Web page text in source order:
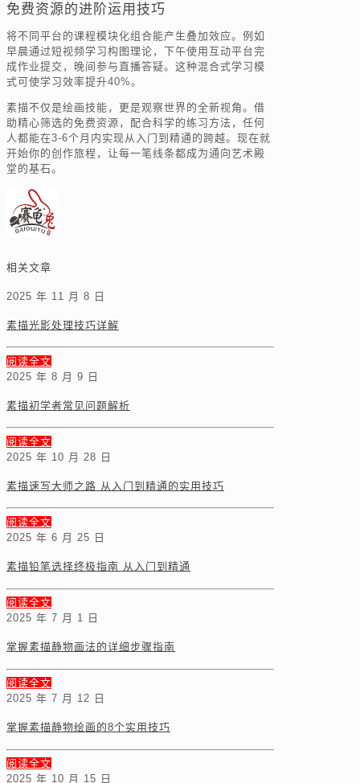
免费资源的进阶运用技巧
将不同平台的课程模块化组合能产生叠加效应。例如
早晨通过短视频学习构图理论，下午使用互动平台完
成作业提交，晚间参与直播答疑。这种混合式学习模
式可使学习效率提升40%。
素描不仅是绘画技能，更是观察世界的全新视角。借
助精心筛选的免费资源，配合科学的练习方法，任何
人都能在3-6个月内实现从入门到精通的跨越。现在就
开始你的创作旅程，让每一笔线条都成为通向艺术殿
堂的基石。
相关文章
2025 年 11 月 8 日
素描光影处理技巧详解
阅读全文
2025 年 8 月 9 日
素描初学者常见问题解析
阅读全文
2025 年 10 月 28 日
素描速写大师之路 从入门到精通的实用技巧
阅读全文
2025 年 6 月 25 日
素描铅笔选择终极指南 从入门到精通
阅读全文
2025 年 7 月 1 日
掌握素描静物画法的详细步骤指南
阅读全文
2025 年 7 月 12 日
掌握素描静物绘画的8个实用技巧
阅读全文
2025 年 10 月 15 日